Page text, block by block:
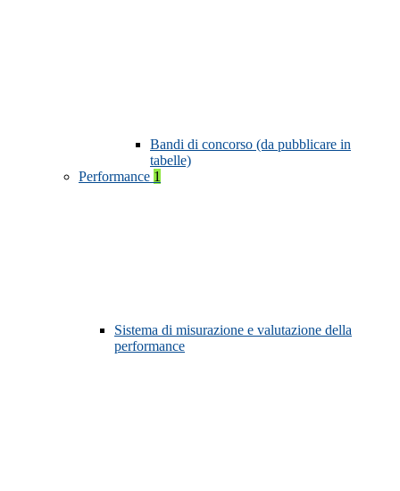
Bandi di concorso (da pubblicare in
tabelle)
Performance 1
Sistema di misurazione e valutazione della
performance